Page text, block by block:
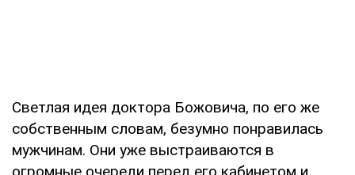
Светлая идея доктора Божовича, по его же
собственным словам, безумно понравилась
мужчинам. Они уже выстраиваются в
огромные очереди перед его кабинетом и